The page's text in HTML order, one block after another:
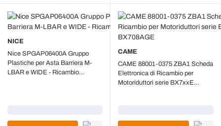
NICE
Nice SPGAP06400A Gruppo
Plastiche per Asta Barriera M-
LBAR e WIDE - Ricambio
CAME
CAME 88001-0375 ZBA1 Scheda
Elettronica di Ricambio per
Motoriduttori serie BX7xxE